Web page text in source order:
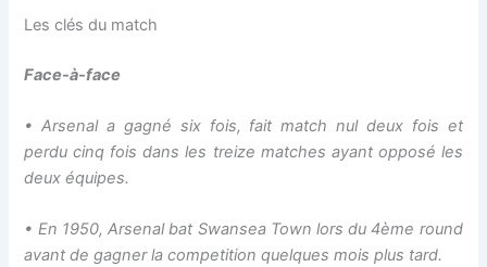
Les clés du match
Face-à-face
• Arsenal a gagné six fois, fait match nul deux fois et
perdu cinq fois dans les treize matches ayant opposé les
deux équipes.
• En 1950, Arsenal bat Swansea Town lors du 4ème round
avant de gagner la competition quelques mois plus tard.